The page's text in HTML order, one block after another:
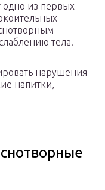
из первых
тела.
нарушения
напитки,